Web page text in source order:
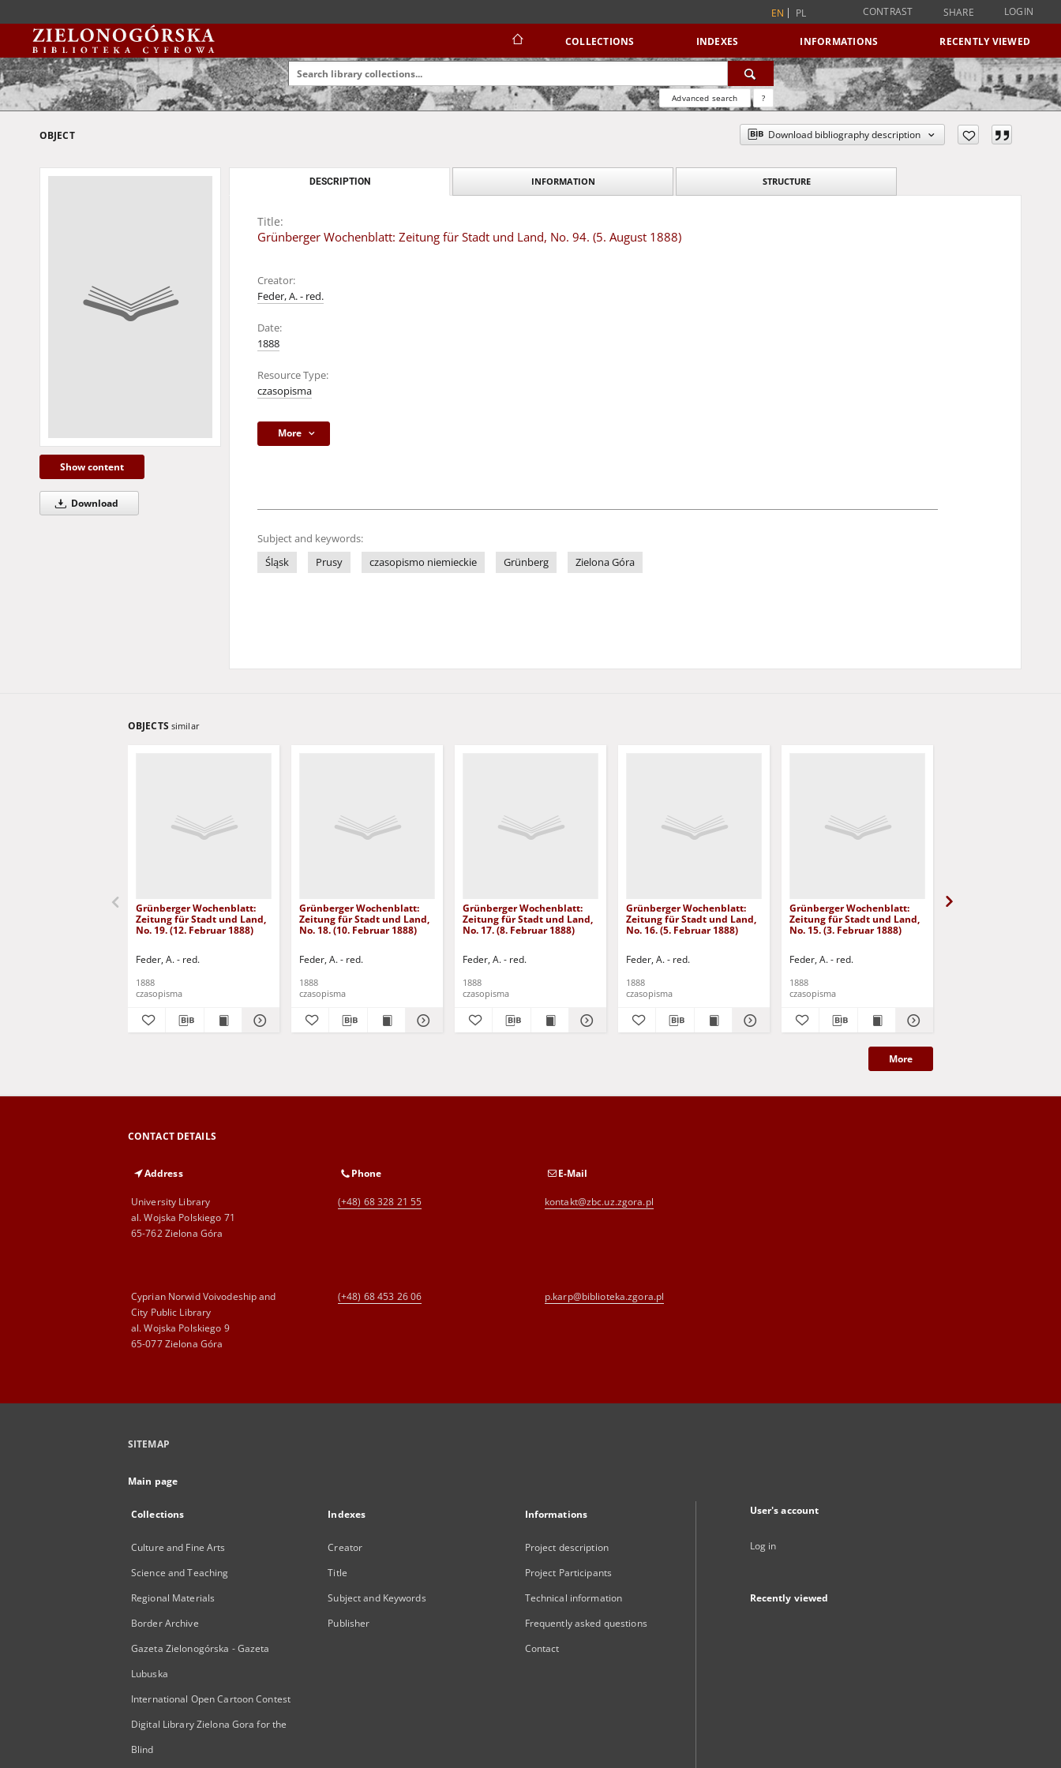
EN PL CONTRAST SHARE LOGIN
COLLECTIONS INDEXES INFORMATIONS RECENTLY VIEWED
Advanced search ?
OBJECT Download bibliography description
Show content
Download
DESCRIPTION INFORMATION STRUCTURE
Title:
Grünberger Wochenblatt: Zeitung für Stadt und Land, No. 94. (5. August 1888)
Creator:
Feder, A. - red.
Date:
1888
Resource Type:
czasopisma
More
Subject and keywords:
Śląsk
Prusy czasopismo niemieckie Grünberg Zielona Góra
OBJECTS similar
Grünberger Wochenblatt:
Zeitung für Stadt und Land,
No. 19. (12. Februar 1888)
Feder, A. - red.
1888
czasopisma
Grünberger Wochenblatt:
Zeitung für Stadt und Land,
No. 18. (10. Februar 1888)
Feder, A. - red.
1888
czasopisma
Grünberger Wochenblatt:
Zeitung für Stadt und Land,
No. 17. (8. Februar 1888)
Feder, A. - red.
1888
czasopisma
Grünberger Wochenblatt:
Zeitung für Stadt und Land,
No. 16. (5. Februar 1888)
Feder, A. - red.
1888
czasopisma
Grünberger Wochenblatt:
Zeitung für Stadt und Land,
No. 15. (3. Februar 1888)
Feder, A. - red.
1888
czasopisma
More
CONTACT DETAILS
Address
University Library
al. Wojska Polskiego 71
65-762 Zielona Góra
Phone
(+48) 68 328 21 55
E-Mail
kontakt@zbc.uz.zgora.pl
Cyprian Norwid Voivodeship and
City Public Library
al. Wojska Polskiego 9
65-077 Zielona Góra
(+48) 68 453 26 06 p.karp@biblioteka.zgora.pl
SITEMAP
Main page
Collections
Culture and Fine Arts
Science and Teaching
Regional Materials
Border Archive
Gazeta Zielonogórska - Gazeta
Lubuska
International Open Cartoon Contest
Digital Library Zielona Gora for the
Blind
Indexes
Creator
Title
Subject and Keywords
Publisher
Informations
Project description
Project Participants
Technical information
Frequently asked questions
Contact
User's account
Log in
Recently viewed